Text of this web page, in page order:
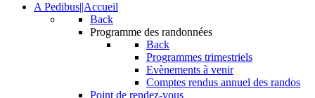
A Pedibus||Accueil
Back
Programme des randonnées
Back
Programmes trimestriels
Evènements à venir
Comptes rendus annuel des randos
Point de rendez-vous